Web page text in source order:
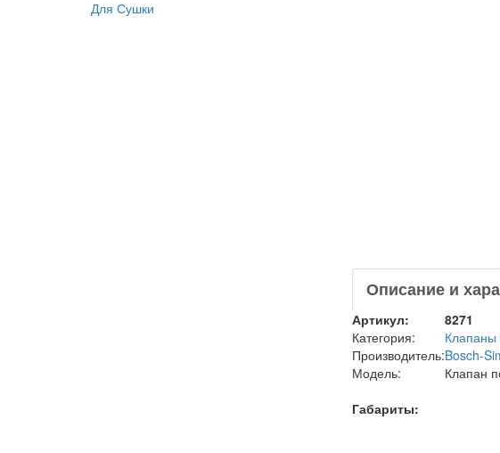
Для Сушки
Описание и
Артикул:
8271
Категория:
Клапаны
Производитель:Bosch-
Модель:
Клапан
Габариты: